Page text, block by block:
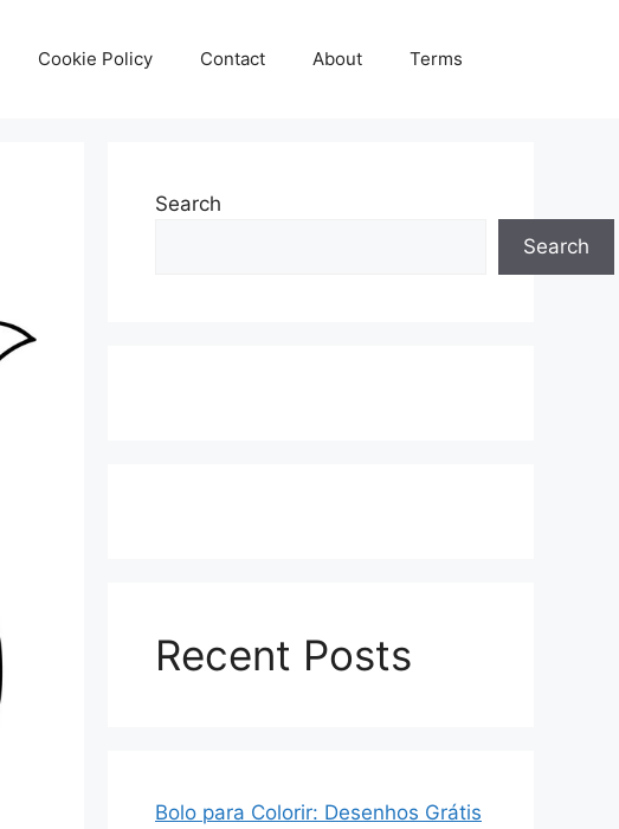
Cookie Policy Contact About Terms
Search
Search
Recent Posts
Bolo para Colorir: Desenhos Grátis